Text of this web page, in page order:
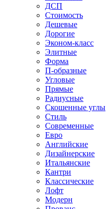
ДСП
Стоимость
Дешевые
Дорогие
Эконом-класс
Элитные
Форма
П-образные
Угловые
Прямые
Радиусные
Скошенные углы
Стиль
Современные
Евро
Английские
Дизайнерские
Итальянские
Кантри
Классические
Лофт
Модерн